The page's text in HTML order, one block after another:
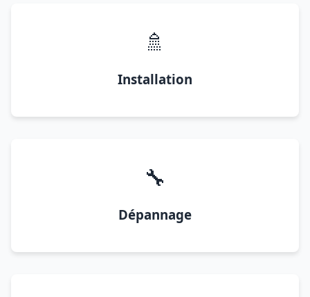
🚿
Installation
🔧
Dépannage